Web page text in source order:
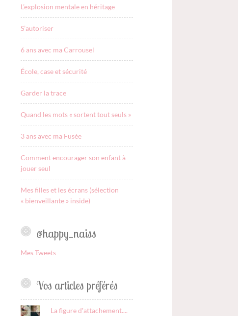
L’explosion mentale en héritage
S’autoriser
6 ans avec ma Carrousel
École, case et sécurité
Garder la trace
Quand les mots « sortent tout seuls »
3 ans avec ma Fusée
Comment encourager son enfant à
jouer seul
Mes filles et les écrans (sélection
« bienveillante » inside)
@happy_naiss
Mes Tweets
Vos articles préférés
La figure d'attachement....